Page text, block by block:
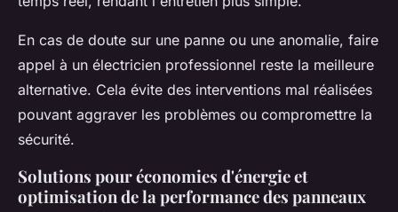
En cas de doute sur une panne ou une anomalie, faire
appel à un électricien professionnel reste la meilleure
alternative. Cela évite des interventions mal réalisées
pouvant aggraver les problèmes ou compromettre la
sécurité.
Solutions pour économies d'énergie et
optimisation de la performance des panneaux